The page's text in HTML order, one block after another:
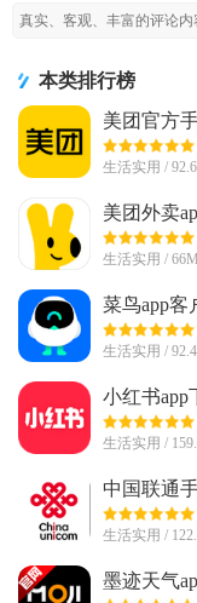
本类排行榜
美团官方
新版
生活实用 /
美团外卖
生活实用 /
菜鸟app客
生活实用 /
小红书app
生活实用 /
中国联通
生活实用 /
墨迹天气